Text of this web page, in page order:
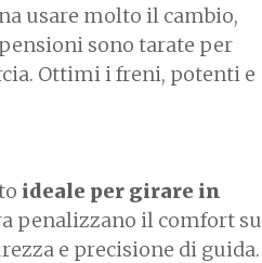
usare molto il cambio,
sono tarate per
Ottimi i freni, potenti e
ideale per girare in
penalizzano il comfort su
e precisione di guida.